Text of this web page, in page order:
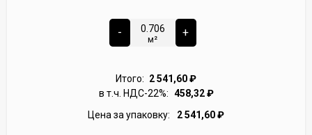
-
м²
+
Итого: 2 541,60₽
в т.ч. НДС-22%: 458,32₽
Цена за упаковку:
2 541,60₽